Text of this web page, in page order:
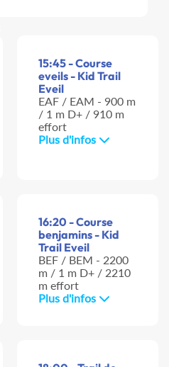
15:45 - Course
eveils - Kid Trail
Eveil
EAF / EAM - 900 m
/ 1 m D+ / 910 m
effort
Plus d'infos
16:20 - Course
benjamins - Kid
Trail Eveil
BEF / BEM - 2200
m / 1 m D+ / 2210
m effort
Plus d'infos